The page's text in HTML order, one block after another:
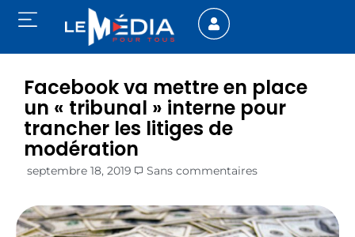
Facebook va mettre en place
un « tribunal » interne pour
trancher les litiges de
modération
septembre 18, 2019 Sans commentaires